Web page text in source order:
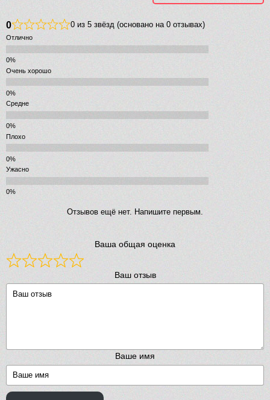
0 0 из 5 звёзд (основано на 0 отзывах)
Отлично
Очень хорошо
Средне
Плохо
Ужасно
Отзывов ещё нет. Напишите первым.
Ваша общая оценка
Ваш отзыв
Ваше имя